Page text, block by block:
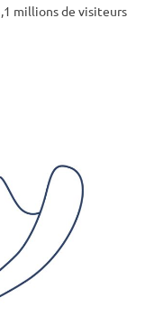
millions de visiteurs